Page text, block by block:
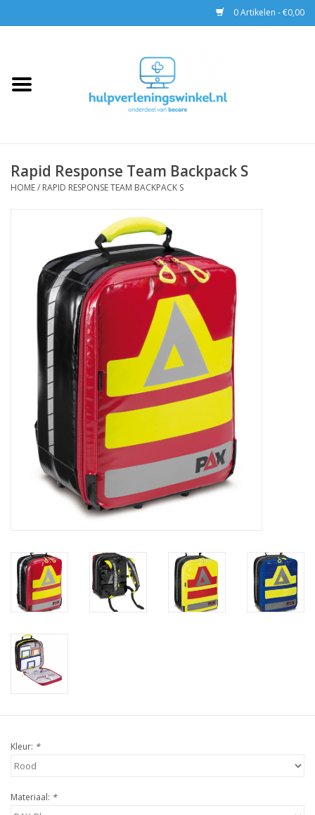
0 Artikelen - €0,00
EHBO
Trainingen
Rapid Response Team Backpack S
HOME/ RAPID RESPONSE TEAM BACKPACK S
Kleur: *
Materiaal: *